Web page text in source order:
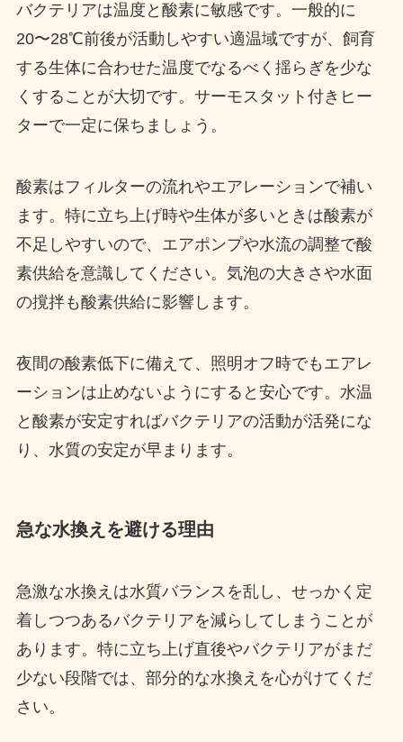
バクテリアは温度と酸素に敏感です。一般的に
20〜28℃前後が活動しやすい適温域ですが、飼育
する生体に合わせた温度でなるべく揺らぎを少な
くすることが大切です。サーモスタット付きヒー
ターで一定に保ちましょう。
酸素はフィルターの流れやエアレーションで補い
ます。特に立ち上げ時や生体が多いときは酸素が
不足しやすいので、エアポンプや水流の調整で酸
素供給を意識してください。気泡の大きさや水面
の撹拌も酸素供給に影響します。
夜間の酸素低下に備えて、照明オフ時でもエアレ
ーションは止めないようにすると安心です。水温
と酸素が安定すればバクテリアの活動が活発にな
り、水質の安定が早まります。
急な水換えを避ける理由
急激な水換えは水質バランスを乱し、せっかく定
着しつつあるバクテリアを減らしてしまうことが
あります。特に立ち上げ直後やバクテリアがまだ
少ない段階では、部分的な水換えを心がけてくだ
さい。